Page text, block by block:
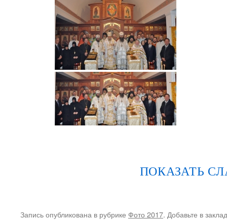
ПОКАЗАТЬ
Запись опубликована в рубрике Фото 2017. Добавьте в